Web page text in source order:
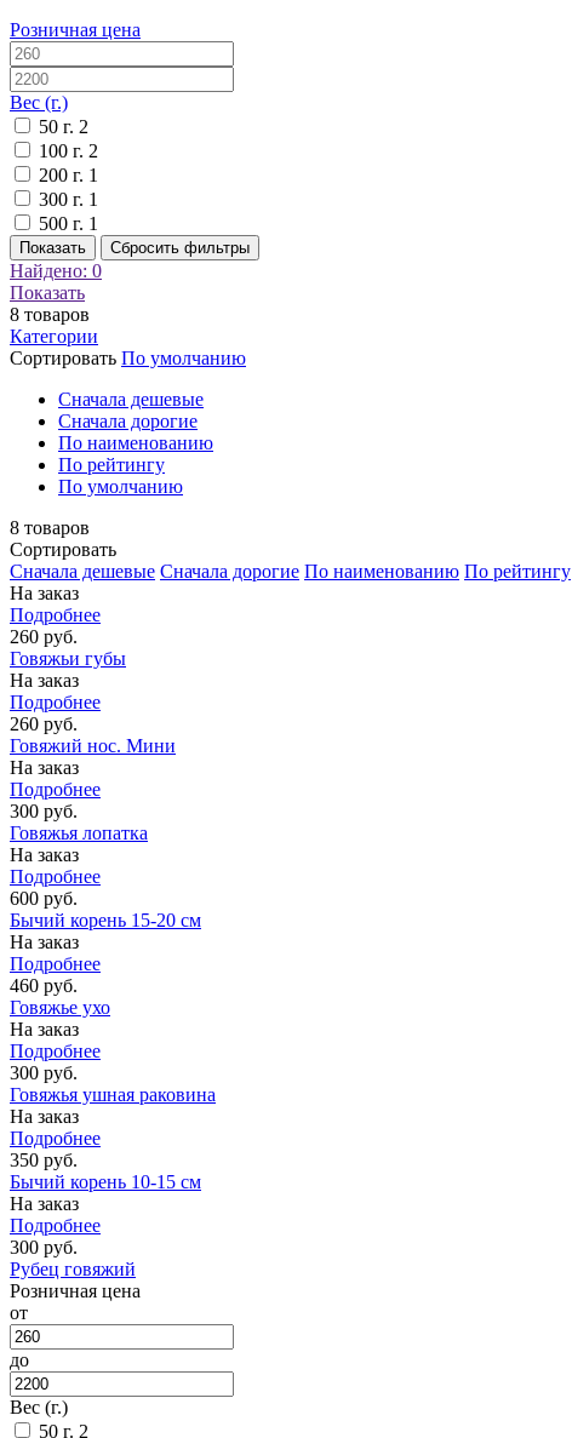
Розничная цена
Вес (г.)
50 г. 2
100 г. 2
200 г. 1
300 г. 1
500 г. 1
Показать Сбросить фильтры
Найдено: 0
Показать
8 товаров
Категории
Сортировать По умолчанию
Cначала дешевые
Cначала дорогие
По наименованию
По рейтингу
По умолчанию
8 товаров
Сортировать
Cначала дешевые Cначала дорогие По наименованию По рейтингу
На заказ
Подробнее
260 руб.
Говяжьи губы
На заказ
Подробнее
260 руб.
Говяжий нос. Мини
На заказ
Подробнее
300 руб.
Говяжья лопатка
На заказ
Подробнее
600 руб.
Бычий корень 15-20 см
На заказ
Подробнее
460 руб.
Говяжье ухо
На заказ
Подробнее
300 руб.
Говяжья ушная раковина
На заказ
Подробнее
350 руб.
Бычий корень 10-15 см
На заказ
Подробнее
300 руб.
Рубец говяжий
Розничная цена
от
до
Вес (г.)
50 г. 2